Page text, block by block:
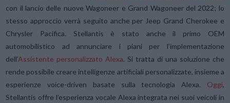
con il lancio delle nuove Wagoneer e Grand Wagoneer del 2022; lo
stesso approccio verrà seguito anche per Jeep Grand Cherokee e
Chrysler Pacifica. Stellantis è stato anche il primo OEM
automobilistico ad annunciare i piani per l’implementazione
dell’Assistente personalizzato Alexa. Si tratta di una soluzione che
rende possibile creare intelligenze artificiali personalizzate, insieme a
esperienze voice-driven basate sulla tecnologia Alexa. Oggi,
Stellantis offre l’esperienza vocale Alexa integrata nei suoi veicoli in